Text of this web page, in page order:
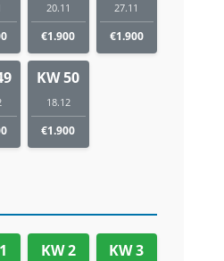
20.11
€1.900
27.11
€1.900
KW 50
18.12
€1.900
KW 2 KW 3